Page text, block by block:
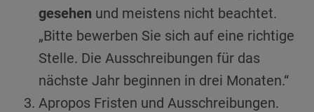
gesehen und meistens nicht beachtet.
„Bitte bewerben Sie sich auf eine richtige
Stelle. Die Ausschreibungen für das
nächste Jahr beginnen in drei Monaten.“
Apropos Fristen und Ausschreibungen.